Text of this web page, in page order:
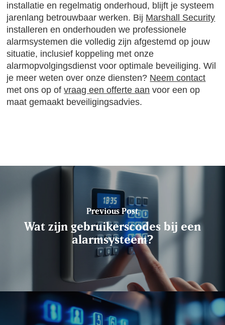
installatie en regelmatig onderhoud, blijft je systeem
jarenlang betrouwbaar werken. Bij Marshall Security
installeren en onderhouden we professionele
alarmsystemen die volledig zijn afgestemd op jouw
situatie, inclusief koppeling met onze
alarmopvolgingsdienst voor optimale beveiliging. Wil
je meer weten over onze diensten? Neem contact
met ons op ofvraag een offerte aan voor een op
maat gemaakt beveiligingsadvies.
Previous Post
Wat zijn gebruikerscodes bij een
alarmsysteem?